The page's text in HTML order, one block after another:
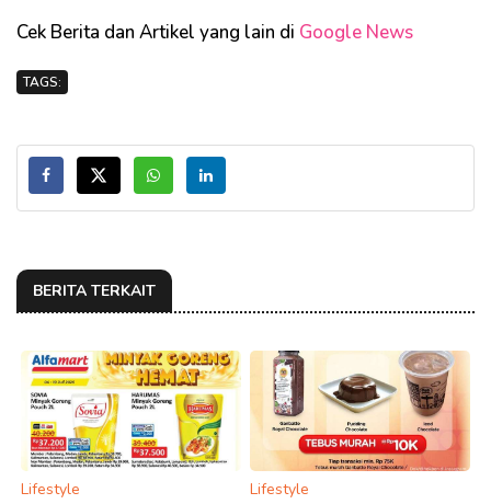
Cek Berita dan Artikel yang lain di Google News
TAGS:
BERITA TERKAIT
Lifestyle Lifestyle